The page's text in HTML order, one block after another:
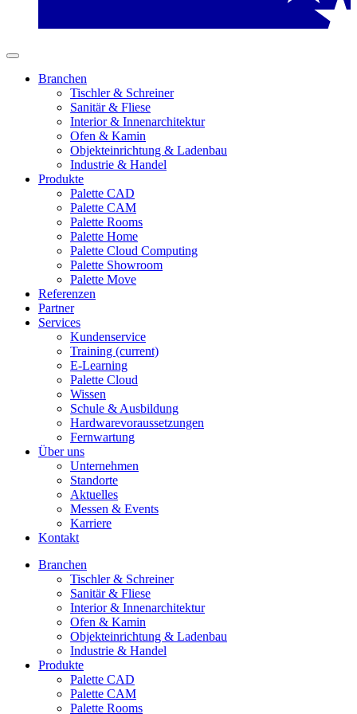
Branchen
Tischler & Schreiner
Sanitär & Fliese
Interior & Innenarchitektur
Ofen & Kamin
Objekteinrichtung & Ladenbau
Industrie & Handel
Produkte
Palette CAD
Palette CAM
Palette Rooms
Palette Home
Palette Cloud Computing
Palette Showroom
Palette Move
Referenzen
Partner
Services
Kundenservice
Training (current)
E-Learning
Palette Cloud
Wissen
Schule & Ausbildung
Hardwarevoraussetzungen
Fernwartung
Über uns
Unternehmen
Standorte
Aktuelles
Messen & Events
Karriere
Kontakt
Branchen
Tischler & Schreiner
Sanitär & Fliese
Interior & Innenarchitektur
Ofen & Kamin
Objekteinrichtung & Ladenbau
Industrie & Handel
Produkte
Palette CAD
Palette CAM
Palette Rooms